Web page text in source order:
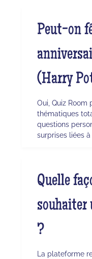
Peut-on
(Harry
Oui, Quiz Room
thématiques
questions
surprises liées
Quelle
souhaiter
?
La plateforme